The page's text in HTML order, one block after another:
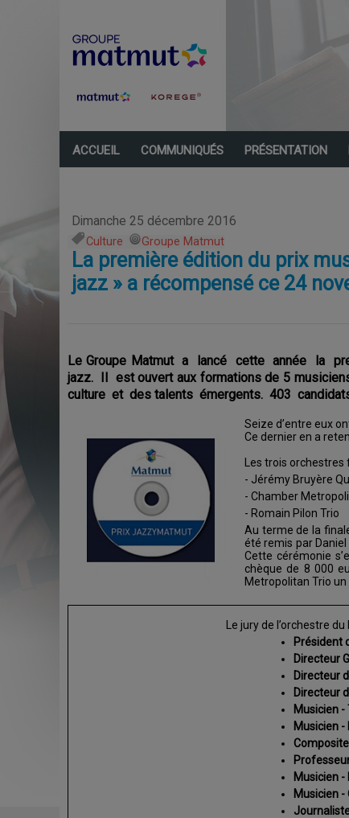
ACCUEIL COMMUNIQUÉS PRÉSENTATION
Dimanche 25 décembre 2016
Culture Groupe Matmut
La première édition du prix
jazz » a récompensé ce 24
Le Groupe Matmut a lancé cette année la
jazz. Il est ouvert aux formations de 5
culture et des talents émergents. 403
Seize d’entre eux
Ce dernier en a
Les trois
- Jérémy Bruyère
- Chamber
- Romain Pilon Trio
Au terme de la
été remis par
Cette cérémonie
chèque de 8 000
Metropolitan Trio un
Le jury de l’orchestre
Président
Directeur
Directeur
Directeur
Musicien
Musicien -
Musicien
Musicien -